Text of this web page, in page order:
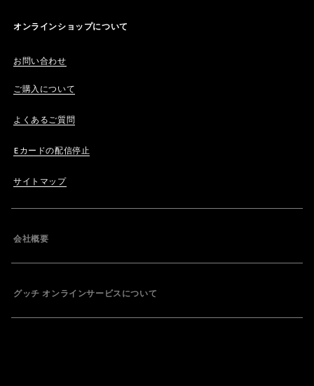
オンラインショップについて
お問い合わせ
ご購入について
よくあるご質問
Eカードの配信停止
サイトマップ
会社概要
グッチ オンラインサービスについて